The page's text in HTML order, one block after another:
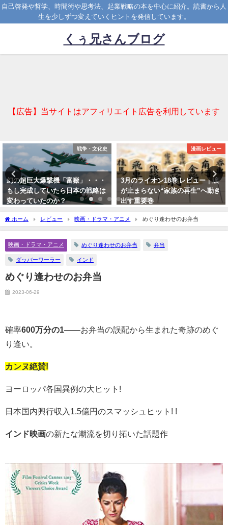
自己啓発や哲学、時間術や思考法、起業戦略の本を中心に紹介。読書から人
生を少しずつ変えていくヒントを発信しています。
くぅ兄さんブログ
【広告】当サイトはアフィリエイト広告を利用しています
化史
・・
略は
漫画レビュー
3月のライオン18巻 レビュー｜涙
が止まらない“家族の再生”へ動き
出す重要巻
アニメ好きがDMM TVを選
決定的なメリット【見放題×
ジナル作品】
ホーム レビュー 映画・ドラマ・アニメ めぐり逢わせのお弁当
映画・ドラマ・アニメ めぐり逢わせのお弁当 弁当
ダッバーワーラー インド
めぐり逢わせのお弁当
2023-06-29
確率600万分の1 ――お弁当の誤配から生まれた奇跡のめぐ
り逢い。
カンヌ絶賛!
ヨーロッパ各国異例の大ヒット!
日本国内興行収入1.5億円のスマッシュヒット! !
インド映画の新たな潮流を切り拓いた話題作